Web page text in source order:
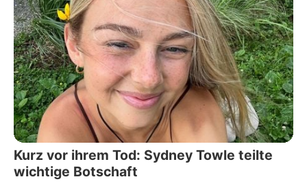
Kurz vor ihrem Tod: Sydney Towle teilte
wichtige Botschaft